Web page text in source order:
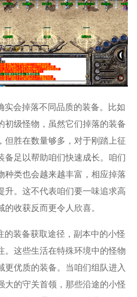
实会掉落不同品质的装备。比如
初级怪物，虽然它们掉落的装备
但胜在数量够多，对于刚踏上征
备足以帮助咱们快速成长。咱们
种类也会越来越丰富，相应掉落
升。这不代表咱们要一味追求高
收获反而更令人欣喜。
的装备获取途径，副本中的小怪
。这些生活在特殊环境中的怪物
更优质的装备。当咱们组队进入
大的守关首领，那些沿途的小怪